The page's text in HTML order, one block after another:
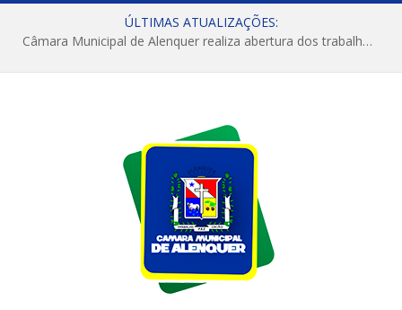
ÚLTIMAS ATUALIZAÇÕES:
Câmara Municipal de Alenquer realiza abertura dos trabalhos do 4º Período Legislativo